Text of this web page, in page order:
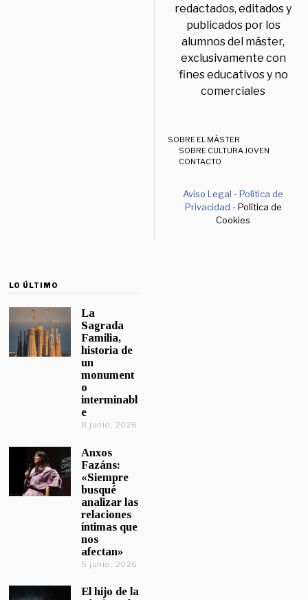
redactados, editados y
publicados por los
alumnos del máster,
exclusivamente con
fines educativos y no
comerciales
SOBRE EL MÁSTER
SOBRE CULTURA JOVEN
CONTACTO
Aviso Legal -Política de
Privacidad - Política de
Cookies
LO ÚLTIMO
La
Sagrada
Familia,
historia de
un
monument
o
interminabl
e
8 junio, 2026
Anxos
Fazáns:
«Siempre
busqué
analizar las
relaciones
íntimas que
nos
afectan»
5 junio, 2026
El hijo de la